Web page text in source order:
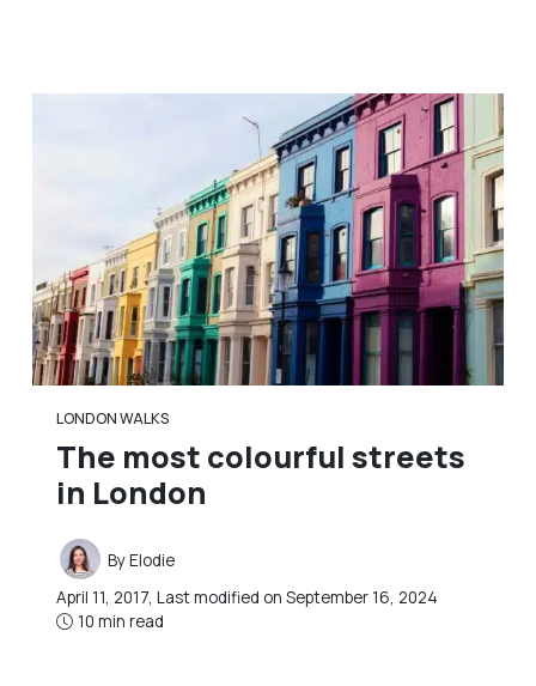
LONDON WALKS
The most colourful streets
in London
ByElodie
April 11, 2017, Last modified onSeptember 16, 2024
10 min read